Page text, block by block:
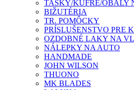
TAŠKY/KUFRE/OBALY
BIŽUTÉRIA
TR. POMÔCKY
PRÍSLUŠENSTVO PRE
OZDOBNÉ LAKY NA
NÁLEPKY NA AUTO
HANDMADE
JOHN WILSON
THUONO
MK BLADES